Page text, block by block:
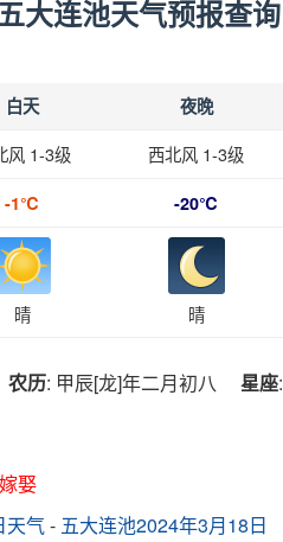
大连池天气预报查询
白天 夜晚
风 1-3级 西北风 1-3级
-1℃ -20℃
晴 晴
农历: 甲辰[龙]年二月初八 星座:
娶
天气- 五大连池2024年3月18日